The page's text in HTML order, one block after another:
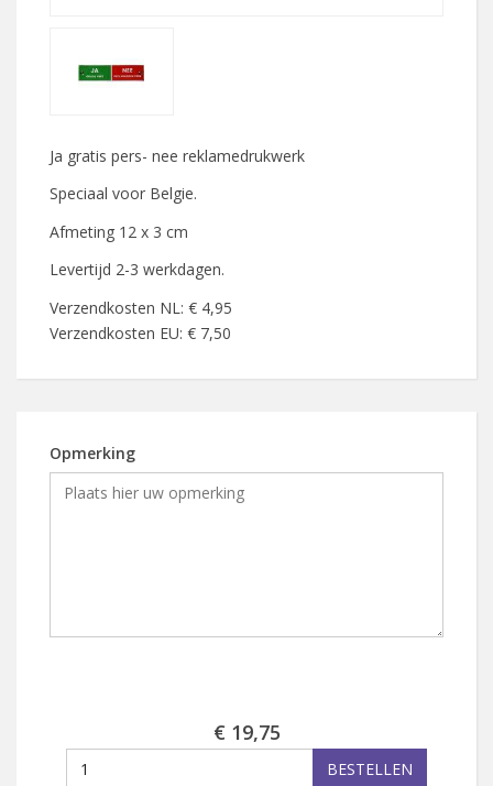
Ja gratis pers- nee reklamedrukwerk
Speciaal voor Belgie.
Afmeting 12 x 3 cm
Levertijd 2-3 werkdagen.
Verzendkosten NL: € 4,95
Verzendkosten EU: € 7,50
Opmerking
€ 19,75
BESTELLEN